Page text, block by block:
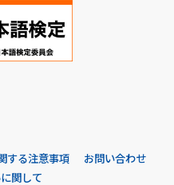
する注意事項
お問い合わせ
関して